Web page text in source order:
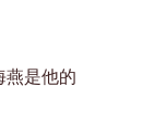
燕是他的